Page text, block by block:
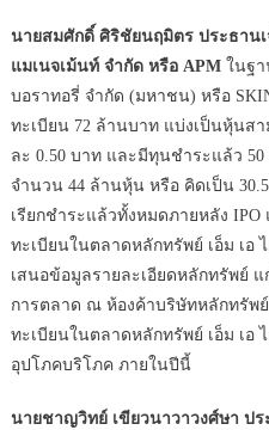
นายสมศักดิ์ ศิริชัยนฤมิตร ประธาน
แมเนจเม้นท์ จำกัด หรือ APMในฐา
บอราทอรี่ จํากัด (มหาชน) หรือ
ทะเบียน 72 ล้านบาท แบ่งเป็นหุ้นส
ละ 0.50 บาท และมีทุนชำระแล้ว
จำนวน 44 ล้านหุ้น หรือ คิดเป็น
เรียกชำระแล้วทั้งหมดภายหลัง
ทะเบียนในตลาดหลักทรัพย์ เอ็ม เอ
เสนอข้อมูลรายละเอียดหลักทรัพย์
การตลาด ณ ห้องค้าบริษัทหลักทรัพ
ทะเบียนในตลาดหลักทรัพย์ เอ็ม เอ
อุปโภคบริโภค ภายในปีนี้
นายชาญวิทย์ เขียวนาวาวงศ์ษา ป